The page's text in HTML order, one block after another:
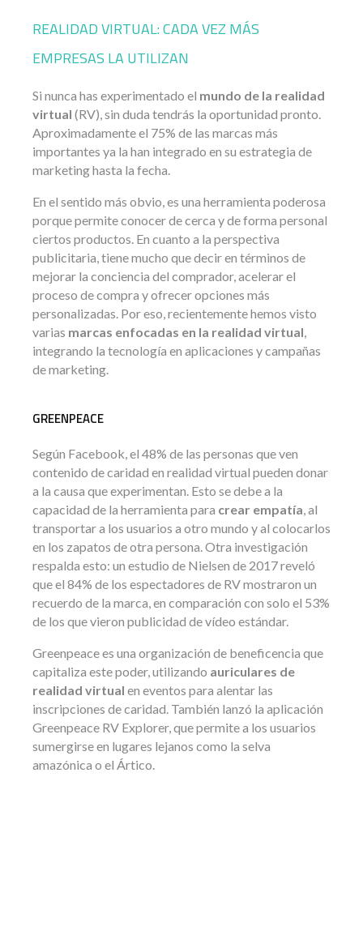
REALIDAD VIRTUAL: CADA VEZ MÁS
EMPRESAS LA UTILIZAN
Si nunca has experimentado el mundo de la realidad
virtual (RV), sin duda tendrás la oportunidad pronto.
Aproximadamente el 75% de las marcas más
importantes ya la han integrado en su estrategia de
marketing hasta la fecha.
En el sentido más obvio, es una herramienta poderosa
porque permite conocer de cerca y de forma personal
ciertos productos. En cuanto a la perspectiva
publicitaria, tiene mucho que decir en términos de
mejorar la conciencia del comprador, acelerar el
proceso de compra y ofrecer opciones más
personalizadas. Por eso, recientemente hemos visto
varias marcas enfocadas en la realidad virtual,
integrando la tecnología en aplicaciones y campañas
de marketing.
GREENPEACE
Según Facebook, el 48% de las personas que ven
contenido de caridad en realidad virtual pueden donar
a la causa que experimentan. Esto se debe a la
capacidad de la herramienta para crear empatía, al
transportar a los usuarios a otro mundo y al colocarlos
en los zapatos de otra persona. Otra investigación
respalda esto: un estudio de Nielsen de 2017 reveló
que el 84% de los espectadores de RV mostraron un
recuerdo de la marca, en comparación con solo el 53%
de los que vieron publicidad de vídeo estándar.
Greenpeace es una organización de beneficencia que
capitaliza este poder, utilizando auriculares de
realidad virtual en eventos para alentar las
inscripciones de caridad. También lanzó la aplicación
Greenpeace RV Explorer, que permite a los usuarios
sumergirse en lugares lejanos como la selva
amazónica o el Ártico.